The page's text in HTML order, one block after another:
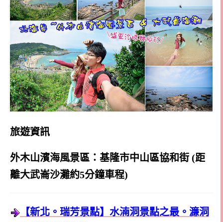
旅遊資訊
外木山濱海風景區：基隆市中山區協和街 (距
離大武崙沙灘約5分鐘車程)
【新北。瑞芳景點】水湳洞景點之最。濂洞